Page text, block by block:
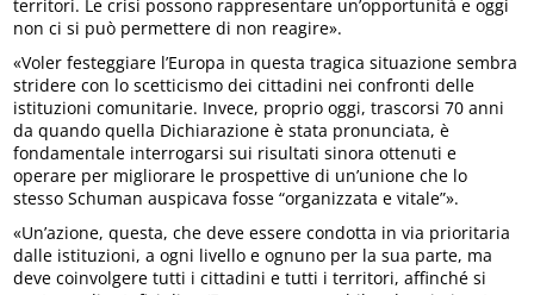
territori. Le crisi possono rappresentare un’opportunità e oggi
non ci si può permettere di non reagire».
«Voler festeggiare l’Europa in questa tragica situazione sembra
stridere con lo scetticismo dei cittadini nei confronti delle
istituzioni comunitarie. Invece, proprio oggi, trascorsi 70 anni
da quando quella Dichiarazione è stata pronunciata, è
fondamentale interrogarsi sui risultati sinora ottenuti e
operare per migliorare le prospettive di un’unione che lo
stesso Schuman auspicava fosse “organizzata e vitale”».
«Un’azione, questa, che deve essere condotta in via prioritaria
dalle istituzioni, a ogni livello e ognuno per la sua parte, ma
deve coinvolgere tutti i cittadini e tutti i territori, affinché si